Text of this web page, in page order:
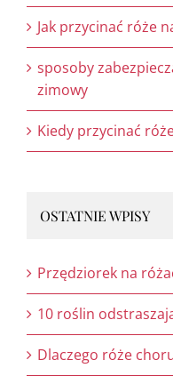
Jak przycinać róże
sposoby
zimowy
Kiedy przycinać
OSTATNIE WPISY
Przędziorek na
10 roślin
Dlaczego róże